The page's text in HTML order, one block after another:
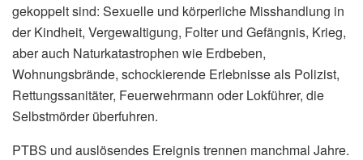
gekoppelt sind: Sexuelle und körperliche Misshandlung in
der Kindheit, Vergewaltigung, Folter und Gefängnis, Krieg,
aber auch Naturkatastrophen wie Erdbeben,
Wohnungsbrände, schockierende Erlebnisse als Polizist,
Rettungssanitäter, Feuerwehrmann oder Lokführer, die
Selbstmörder überfuhren.
PTBS und auslösendes Ereignis trennen manchmal Jahre.